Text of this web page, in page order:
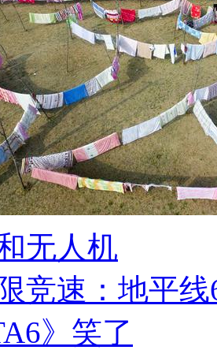
无人机
限竞速：地平
》笑了